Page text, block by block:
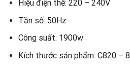
Hiệu điện thế: 220 – 240V
Tần số: 50Hz
Công suất: 1900w
Kích thước sản phẩm: C820 –